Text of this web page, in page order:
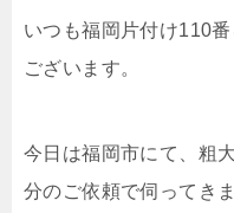
いつも福岡片付け110
ございます。
今日は福岡市にて、粗
分のご依頼で伺ってきま